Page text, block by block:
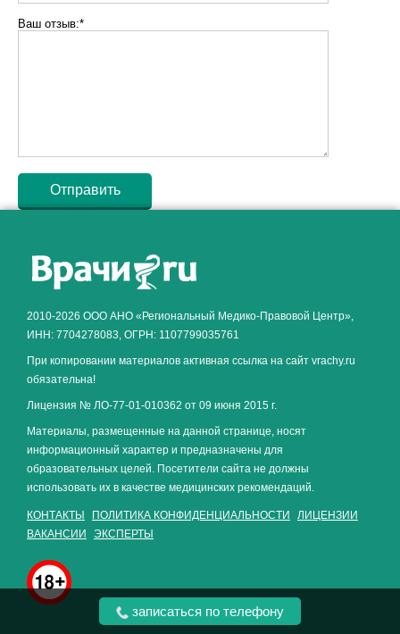
Ваш отзыв:*
2010-2026 ООО АНО «Региональный Медико-Правовой Центр»,
ИНН: 7704278083, ОГРН: 1107799035761
При копировании материалов активная ссылка на сайт vrachy.ru
обязательна!
Лицензия № ЛО-77-01-010362 от 09 июня 2015 г.
Материалы, размещенные на данной странице, носят
информационный характер и предназначены для
образовательных целей. Посетители сайта не должны
использовать их в качестве медицинских рекомендаций.
КОНТАКТЫ ПОЛИТИКА КОНФИДЕНЦИАЛЬНОСТИ
ЛИЦЕНЗИИ
ВАКАНСИИ
ЭКСПЕРТЫ
записаться по телефону